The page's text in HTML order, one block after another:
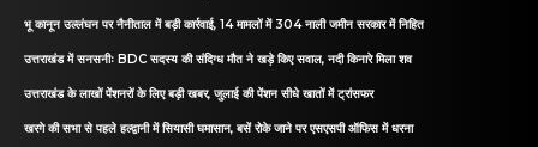
भू कानून उल्लंघन पर नैनीताल में बड़ी कार्रवाई, 14 मामलों में 304 नाली जमीन सरकार में निहित
उत्तराखंड में सनसनीः BDC सदस्य की संदिग्ध मौत ने खड़े किए सवाल, नदी किनारे मिला शव
उत्तराखंड के लाखों पेंशनरों के लिए बड़ी खबर, जुलाई की पेंशन सीधे खातों में ट्रांसफर
खरगे की सभा से पहले हल्द्वानी में सियासी घमासान, बसें रोके जाने पर एसएसपी ऑफिस में धरना